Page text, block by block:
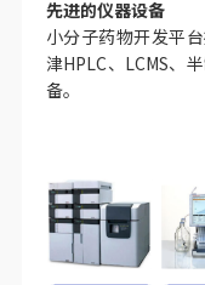
先进的仪器设备
小分子药物开发平
津HPLC、LCMS、
备。